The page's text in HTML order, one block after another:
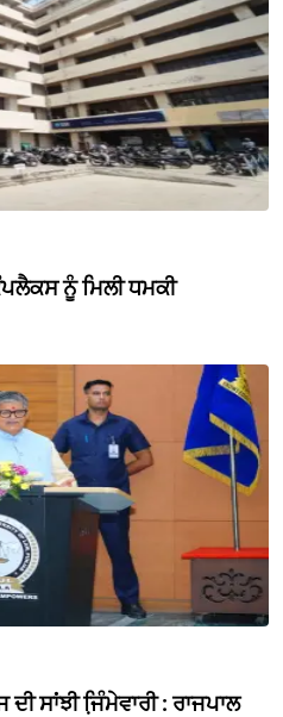
ਨੂੰ ਮਿਲੀ ਧਮਕੀ
ਸਾਂਝੀ ਜਿ਼ੰਮੇਵਾਰੀ : ਰਾਜਪਾਲ